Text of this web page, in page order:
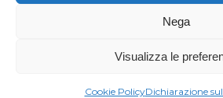
Nega
Visualizza le
Cookie PolicyDichiarazione
Chi siamo | Termini d'uso |